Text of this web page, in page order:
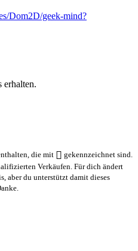
Dom2D/geek-mind?
erhalten.
die mit
gekennzeichnet sind.
Verkäufen. Für dich ändert
aber du unterstützt damit dieses